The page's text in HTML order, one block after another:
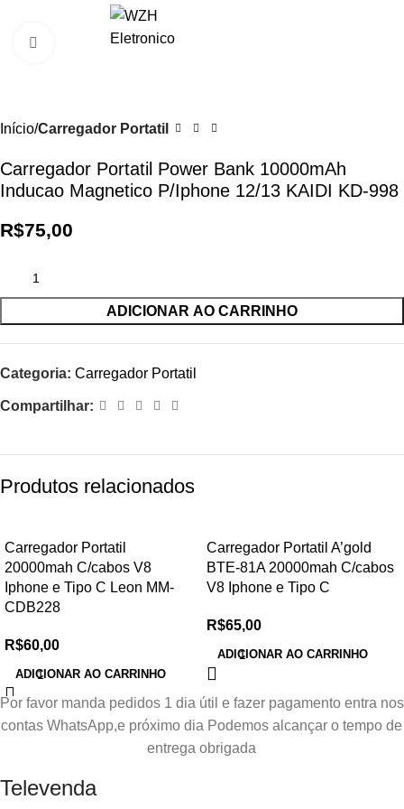
Clique para ampliar
Início Carregador Portatil
Carregador Portatil Power Bank 10000mAh
Inducao Magnetico P/Iphone 12/13 KAIDI KD-998
R$75,00
ADICIONAR AO CARRINHO
Categoria: Carregador Portatil
Compartilhar:
Produtos relacionados
Carregador Portatil
20000mah C/cabos V8
Iphone e Tipo C Leon MM-
CDB228
R$60,00
ADICIONAR AO CARRINHO
Carregador Portatil A’gold
BTE-81A 20000mah C/cabos
V8 Iphone e Tipo C
R$65,00
ADICIONAR AO CARRINHO
Por favor manda pedidos 1 dia útil e fazer pagamento entra nos
contas WhatsApp,e próximo dia Podemos alcançar o tempo de
entrega obrigada
Televenda